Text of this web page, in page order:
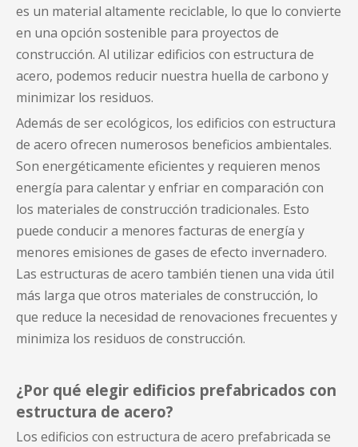
es un material altamente reciclable, lo que lo convierte
en una opción sostenible para proyectos de
construcción. Al utilizar edificios con estructura de
acero, podemos reducir nuestra huella de carbono y
minimizar los residuos.
Además de ser ecológicos, los edificios con estructura
de acero ofrecen numerosos beneficios ambientales.
Son energéticamente eficientes y requieren menos
energía para calentar y enfriar en comparación con
los materiales de construcción tradicionales. Esto
puede conducir a menores facturas de energía y
menores emisiones de gases de efecto invernadero.
Las estructuras de acero también tienen una vida útil
más larga que otros materiales de construcción, lo
que reduce la necesidad de renovaciones frecuentes y
minimiza los residuos de construcción.
¿Por qué elegir edificios prefabricados con
estructura de acero?
Los edificios con estructura de acero prefabricada se